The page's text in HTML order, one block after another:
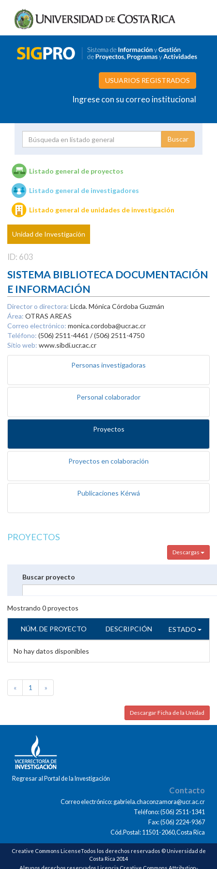
USUARIOS REGISTRADOS
Ingrese con su correo institucional
Unidades de investigación
Listado general de proyectos
Listado general de investigadores
Listado general de unidades de investigación
Unidad de Investigación
ID: 603
SISTEMA BIBLIOTECA DOCUMENTACIÓN
E INFORMACIÓN
Director o directora: Licda. Mónica Córdoba Guzmán
Área: OTRAS AREAS
Correo electrónico: monica.cordoba@ucr.ac.cr
Teléfono: (506) 2511-4461 / (506) 2511-4750
Sitio web: www.sibdi.ucr.ac.cr
Personas investigadoras
Personal colaborador
Proyectos
Proyectos en colaboración
Publicaciones Kérwá
PROYECTOS
Descargas
Buscar proyecto
Mostrando 0proyectos
NÚM. DE PROYECTO DESCRIPCIÓN ESTADO
No hay datos disponibles
« 1 »
Descargar Ficha de la Unidad
Regresar al Portal de la Investigación
Contacto
Correo electrónico: gabriela.chaconzamora@ucr.ac.cr
Teléfono: (506) 2511-1341
Fax: (506) 2224-9367
Cód.Postal: 11501-2060,Costa Rica
Creative Commons LicenseTodos los derechos reservados © Universidad de
Costa Rica 2014